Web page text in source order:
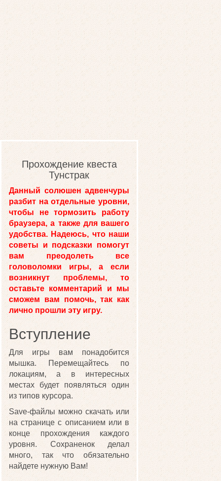
Прохождение квеста
Тунстрак
Данный солюшен адвенчуры
разбит на отдельные уровни,
чтобы не тормозить работу
браузера, а также для вашего
удобства. Надеюсь, что наши
советы и подсказки помогут
вам преодолеть все
головоломки игры, а если
возникнут проблемы, то
оставьте комментарий и мы
сможем вам помочь, так как
лично прошли эту игру.
Вступление
Для игры вам понадобится
мышка. Перемещайтесь по
локациям, а в интересных
местах будет появляться один
из типов курсора.
Save-файлы можно скачать или
на странице с описанием или в
конце прохождения каждого
уровня. Сохраненок делал
много, так что обязательно
найдете нужную Вам!